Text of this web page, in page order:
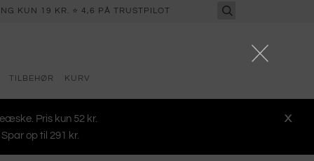
KUN 19 KR. ⭐ 4,6 PÅ TRUSTPILOT
TILBEHØR KURV
X
Pris kun 52 kr.
op til 291 kr.